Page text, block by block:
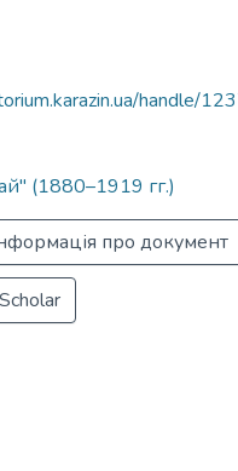
handle/
(1880–1919 гг.)
про документ